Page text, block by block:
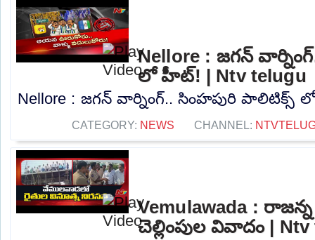
Nellore : జగన్
లో హీట్! | Ntv telugu
Nellore : జగన్ వార్నింగ్.. సింహపురి పాలిటిక్స్
CATEGORY: NEWS CHANNEL:
Vemulawada :
చెల్లింపుల వివాదం |